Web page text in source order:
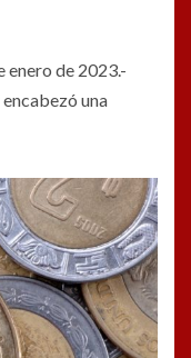
enero de 2023.-
una